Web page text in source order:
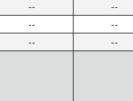
--
--
--
--
--
--